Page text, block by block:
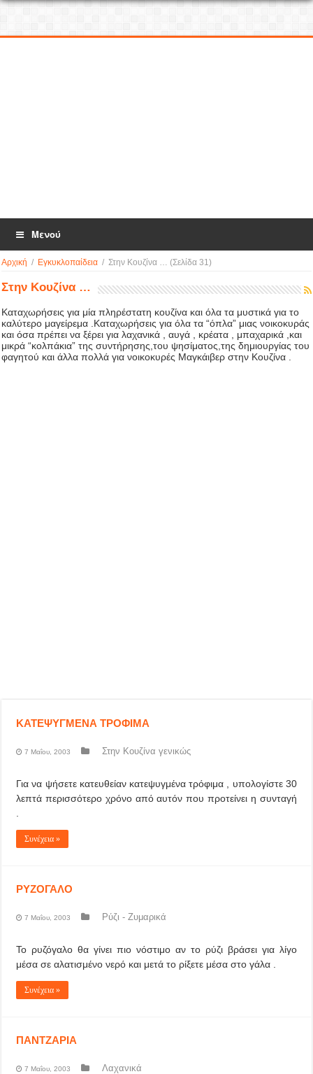
Μενού
Αρχική / Εγκυκλοπαίδεια / Στην Κουζίνα … (Σελίδα 31)
Στην Κουζίνα …
Καταχωρήσεις για μία πληρέστατη κουζίνα και όλα τα μυστικά για το
καλύτερο μαγείρεμα .Καταχωρήσεις για όλα τα “όπλα” μιας νοικοκυράς
και όσα πρέπει να ξέρει για λαχανικά , αυγά , κρέατα , μπαχαρικά ,και
μικρά “κολπάκια” της συντήρησης,του ψησίματος,της δημιουργίας του
φαγητού και άλλα πολλά για νοικοκυρές Μαγκάιβερ στην Κουζίνα .
ΚΑΤΕΨΥΓΜΕΝΑ ΤΡΟΦΙΜΑ
7 Μαΐου, 2003 Στην Κουζίνα γενικώς
Για να ψήσετε κατευθείαν κατεψυγμένα τρόφιμα , υπολογίστε 30
λεπτά περισσότερο χρόνο από αυτόν που προτείνει η συνταγή
Συνέχεια »
ΡΥΖΟΓΑΛΟ
7 Μαΐου, 2003 Ρύζι - Ζυμαρικά
Το ρυζόγαλο θα γίνει πιο νόστιμο αν το ρύζι βράσει για λίγο
μέσα σε αλατισμένο νερό και μετά το ρίξετε μέσα στο γάλα .
Συνέχεια »
ΠΑΝΤΖΑΡΙΑ
7 Μαΐου, 2003 Λαχανικά